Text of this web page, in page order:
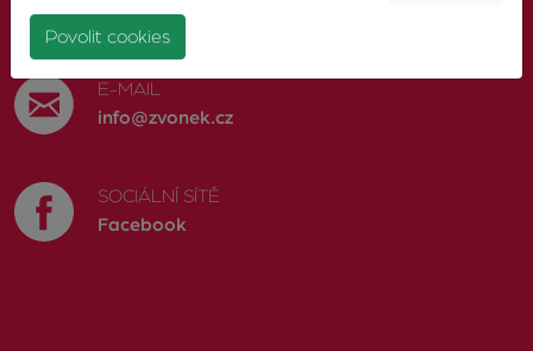
603 246 680
E-MAIL
info@zvonek.cz
SOCIÁLNÍ SÍTĚ
Facebook
Povolit cookies